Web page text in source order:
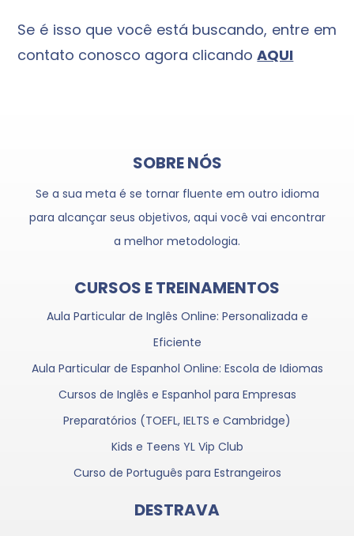
Se é isso que você está buscando, entre em
contato conosco agora clicandoAQUI
SOBRE NÓS
Se a sua meta é se tornar fluente em outro idioma
para alcançar seus objetivos, aqui você vai encontrar
a melhor metodologia.
CURSOS E TREINAMENTOS
Aula Particular de Inglês Online: Personalizada e
Eficiente
Aula Particular de Espanhol Online: Escola de Idiomas
Cursos de Inglês e Espanhol para Empresas
Preparatórios (TOEFL, IELTS e Cambridge)
Kids e Teens YL Vip Club
Curso de Português para Estrangeiros
DESTRAVA